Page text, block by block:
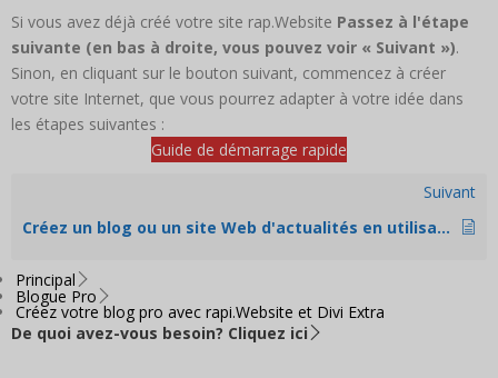
Si vous avez déjà créé votre site rap.Website Passez à l'étape
suivante (en bas à droite, vous pouvez voir « Suivant »).
Sinon, en cliquant sur le bouton suivant, commencez à créer
votre site Internet, que vous pourrez adapter à votre idée dans
les étapes suivantes :
Guide de démarrage rapide
Suivant
Créez un blog ou un site Web d'actualités en utilisant le thème Divi Extra et rapi.Website | Pour commencer
Principal
Blogue Pro
Créez votre blog pro avec rapi.Website et Divi Extra
De quoi avez-vous besoin? Cliquez ici